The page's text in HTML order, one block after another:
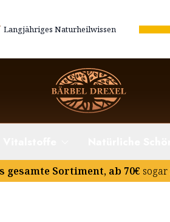
Langjähriges Naturheilwissen
gesamte Sortiment, ab 70€ sogar